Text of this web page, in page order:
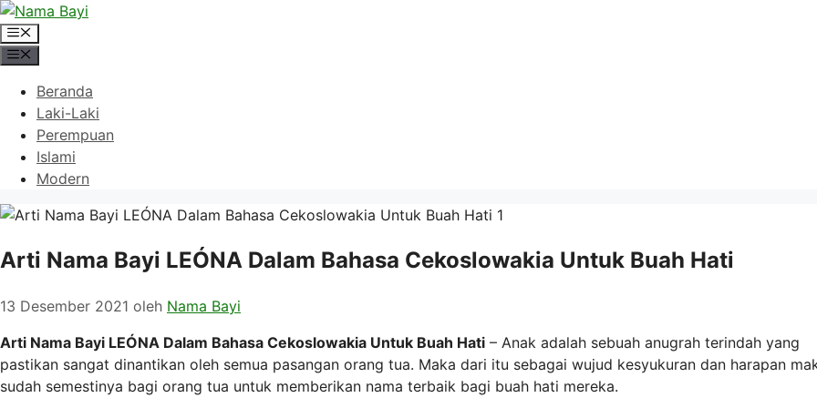
Langsung
ke
isi
Menu
Beranda
Laki-Laki
Perempuan
Islami
Modern
Arti Nama Bayi LEÓNA Dalam Bahasa Cekoslowakia Untuk Buah Hati
13 Desember 2021 oleh Nama Bayi
Arti Nama Bayi LEÓNA Dalam Bahasa Cekoslowakia Untuk Buah Hati – Anak adalah sebuah anugrah terindah yang
pastikan sangat dinantikan oleh semua pasangan orang tua. Maka dari itu sebagai wujud kesyukuran dan harapan
sudah semestinya bagi orang tua untuk memberikan nama terbaik bagi buah hati mereka.